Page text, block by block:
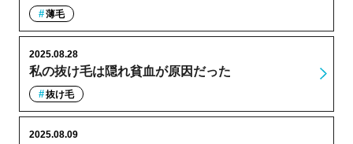
薄毛
私の抜け毛は隠れ貧血が原因だった
2025.08.28
抜け毛
2025.08.09